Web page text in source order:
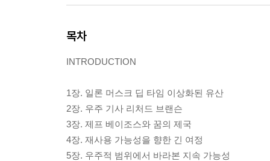
목차
INTRODUCTION
1장. 일론 머스크 딥 타임 이상화된 유산
2장. 우주 기사 리처드 브랜슨
3장. 제프 베이조스와 꿈의 제국
4장. 재사용 가능성을 향한 긴 여정
5장. 우주적 범위에서 바라본 지속 가능성